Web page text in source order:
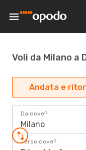
Voli da Milano a
Andata e
Da dove?
Milano
Verso dove?